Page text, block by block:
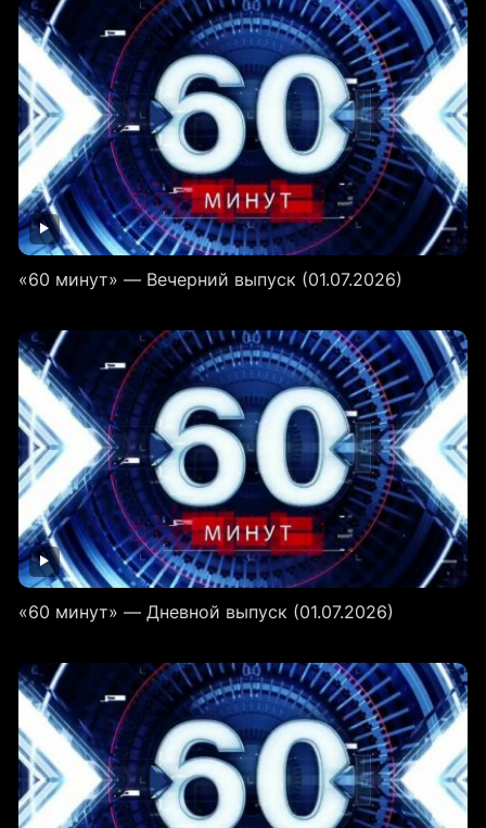
«60 минут» — Вечерний выпуск (01.07.2026)
«60 минут» — Дневной выпуск (01.07.2026)